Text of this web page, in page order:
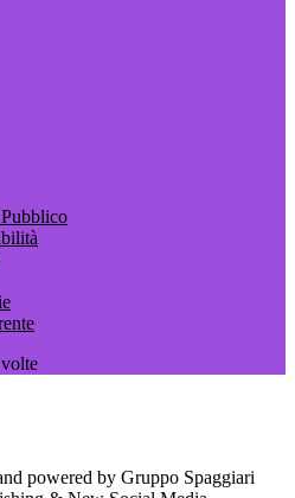
volte
powered by Gruppo Spaggiari